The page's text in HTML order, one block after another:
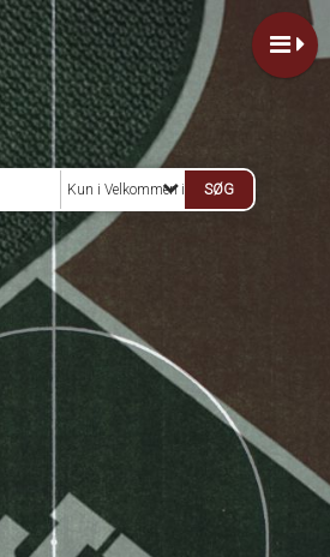
Kun i Velkommen i klubben